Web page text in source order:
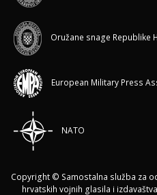
Oružane snage Republike
European Military Press
NATO
Copyright © Samostalna služba za
hrvatskih vojnih glasila i